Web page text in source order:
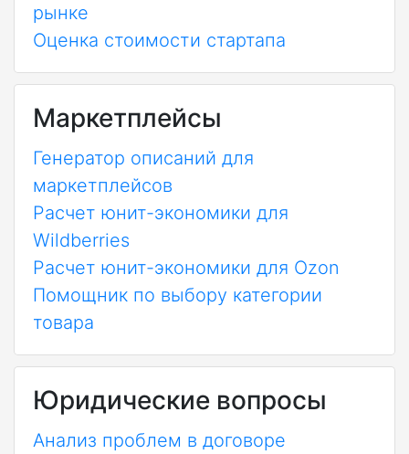
рынке
Оценка стоимости стартапа
Маркетплейсы
Генератор описаний для
маркетплейсов
Расчет юнит-экономики для
Wildberries
Расчет юнит-экономики для Ozon
Помощник по выбору категории
товара
Юридические вопросы
Анализ проблем в договоре